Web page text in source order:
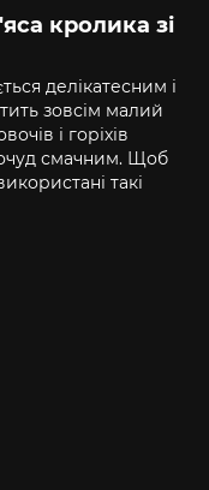
кролика зі
делікатесним і
зовсім малий
і горіхів
смачним. Щоб
такі